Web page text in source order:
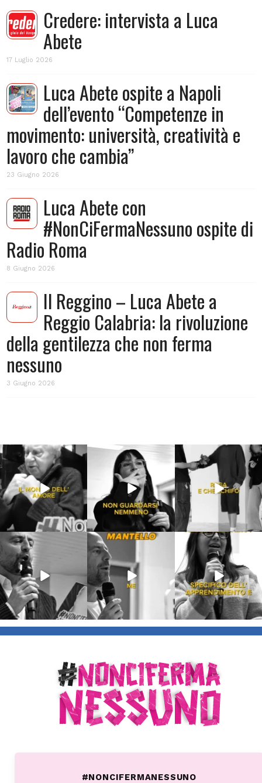
Credere: intervista a Luca
Abete
17 Luglio 2026
Luca Abete ospite a Napoli
dell’evento “Competenze in
movimento: università, creatività e
lavoro che cambia”
23 Giugno 2026
Luca Abete con
#NonCiFermaNessuno ospite di
Radio Roma
8 Giugno 2026
Il Reggino – Luca Abete a
Reggio Calabria: la rivoluzione
della gentilezza che non ferma
nessuno
3 Giugno 2026
Lug 31
213 4
Lug 16
53 1
Lug 13
199 10
Lug 9
54
Giu 21 Giu 18
871
#NONCIFERMANESSUNO